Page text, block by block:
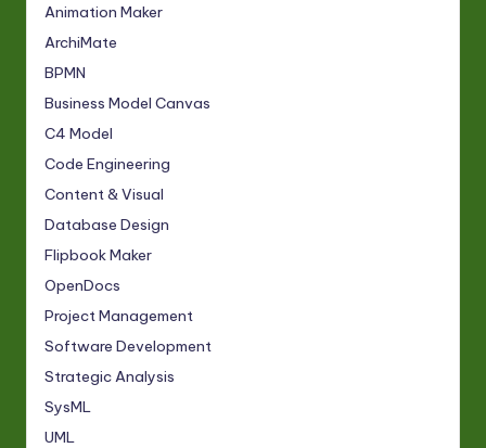
Animation Maker
ArchiMate
BPMN
Business Model Canvas
C4 Model
Code Engineering
Content & Visual
Database Design
Flipbook Maker
OpenDocs
Project Management
Software Development
Strategic Analysis
SysML
UML